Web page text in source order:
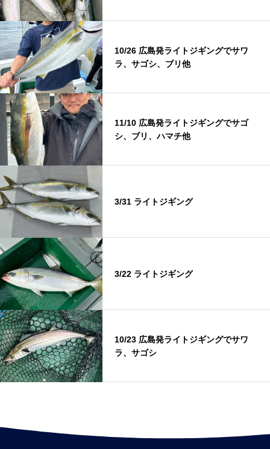
10/26 広島発ライトジギングでサワ
ラ、サゴシ、ブリ他
11/10 広島発ライトジギングでサゴ
シ、ブリ、ハマチ他
3/31 ライトジギング
3/22 ライトジギング
10/23 広島発ライトジギングでサワ
ラ、サゴシ